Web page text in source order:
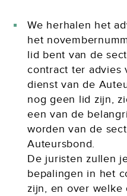
We herhalen het
het
lid bent van de
contract ter advies
dienst van de
nog geen lid zijn,
een van de
worden van de
Auteursbond.
De juristen zullen
bepalingen in het
zijn, en over